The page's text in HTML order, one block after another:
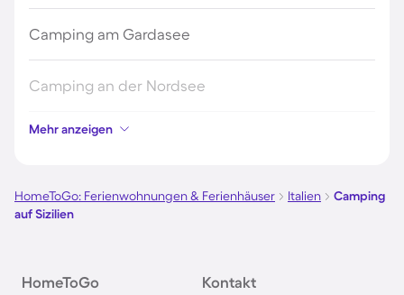
Camping am Gardasee
Camping an der Nordsee
Camping in Kroatien
Camping auf Fehmarn
Camping im Harz
Mehr anzeigen
HomeToGo: Ferienwohnungen & Ferienhäuser Italien
Camping
auf Sizilien
HomeToGo Kontakt